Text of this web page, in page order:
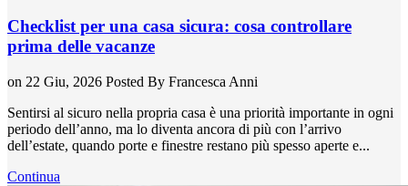
Checklist per una casa sicura: cosa controllare
prima delle vacanze
on 22 Giu, 2026 Posted By Francesca Anni
Sentirsi al sicuro nella propria casa è una priorità importante in ogni
periodo dell’anno, ma lo diventa ancora di più con l’arrivo
dell’estate, quando porte e finestre restano più spesso aperte e...
Continua